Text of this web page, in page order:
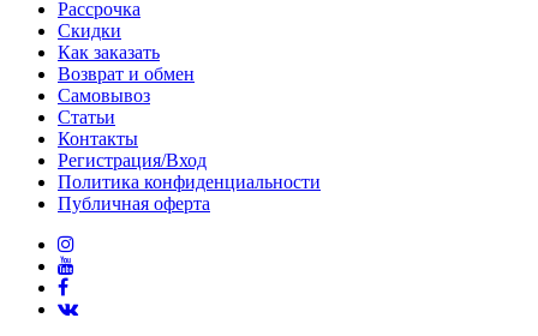
Рассрочка
Скидки
Как заказать
Возврат и обмен
Самовывоз
Статьи
Контакты
Регистрация/Вход
Политика конфиденциальности
Публичная оферта